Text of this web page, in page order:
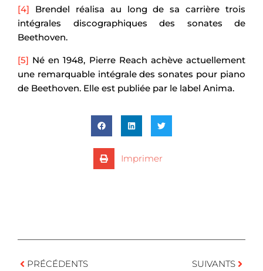
[4] Brendel réalisa au long de sa carrière trois
intégrales discographiques des sonates de
Beethoven.
[5] Né en 1948, Pierre Reach achève actuellement
une remarquable intégrale des sonates pour piano
de Beethoven. Elle est publiée par le label Anima.
Imprimer
PRÉCÉDENTS SUIVANTS